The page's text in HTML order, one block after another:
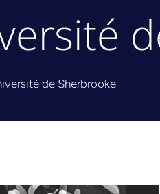
de Sherbrooke